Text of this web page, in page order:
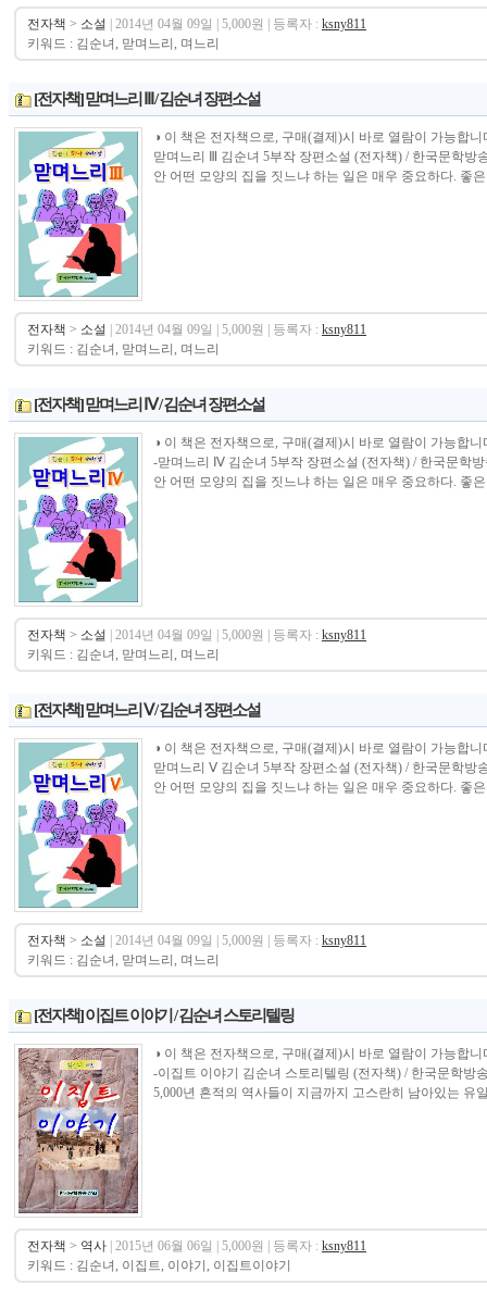
전자책 > 소설 | 2014년 04월 09일 | 5,000원 | 등록자 : ksny811
키워드 : 김순녀, 맏며느리, 며느리
[전자책] 맏며느리 Ⅲ / 김순녀 장편소설
◑ 이 책은 전자책으로, 구매(결제)시 바로 열람이 가능합
맏며느리 Ⅲ 김순녀 5부작 장편소설 (전자책) / 한국문학
안 어떤 모양의 집을 짓느냐 하는 일은 매우 중요하다. 좋
전자책 > 소설 | 2014년 04월 09일 | 5,000원 | 등록자 : ksny811
키워드 : 김순녀, 맏며느리, 며느리
[전자책] 맏며느리 Ⅳ / 김순녀 장편소설
◑ 이 책은 전자책으로, 구매(결제)시 바로 열람이 가능합
-맏며느리 Ⅳ 김순녀 5부작 장편소설 (전자책) / 한국문학
안 어떤 모양의 집을 짓느냐 하는 일은 매우 중요하다. 좋
전자책 > 소설 | 2014년 04월 09일 | 5,000원 | 등록자 : ksny811
키워드 : 김순녀, 맏며느리, 며느리
[전자책] 맏며느리 Ⅴ / 김순녀 장편소설
◑ 이 책은 전자책으로, 구매(결제)시 바로 열람이 가능합
맏며느리 Ⅴ 김순녀 5부작 장편소설 (전자책) / 한국문학
안 어떤 모양의 집을 짓느냐 하는 일은 매우 중요하다. 좋
전자책 > 소설 | 2014년 04월 09일 | 5,000원 | 등록자 : ksny811
키워드 : 김순녀, 맏며느리, 며느리
[전자책] 이집트 이야기 / 김순녀 스토리텔링
◑ 이 책은 전자책으로, 구매(결제)시 바로 열람이 가능합
-이집트 이야기 김순녀 스토리텔링 (전자책) / 한국문학
5,000년 흔적의 역사들이 지금까지 고스란히 남아있는 유
전자책 > 역사 | 2015년 06월 06일 | 5,000원 | 등록자 : ksny811
키워드 : 김순녀, 이집트, 이야기, 이집트이야기